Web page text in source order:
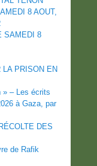
8 AOUT,
SAMEDI 8
LA PRISON EN
» – Les écrits
à Gaza, par
DES
de Rafik